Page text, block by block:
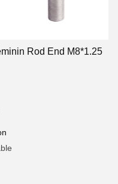
Rod End M8*1.25